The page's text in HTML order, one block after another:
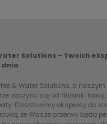
Solutions – Twoich
& Water Solutions, a
zaczyna się od filiżanki
Dzierżawimy ekspresy do
że Wasze przerwy będą